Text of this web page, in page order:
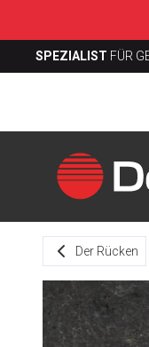
SPEZIALIST FÜR
Der Rücken